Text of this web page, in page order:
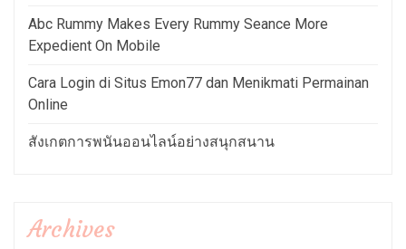
Abc Rummy Makes Every Rummy Seance More
Expedient On Mobile
Cara Login di Situs Emon77 dan Menikmati Permainan
Online
สังเกตการพนันออนไลน์อย่างสนุกสนาน
Archives